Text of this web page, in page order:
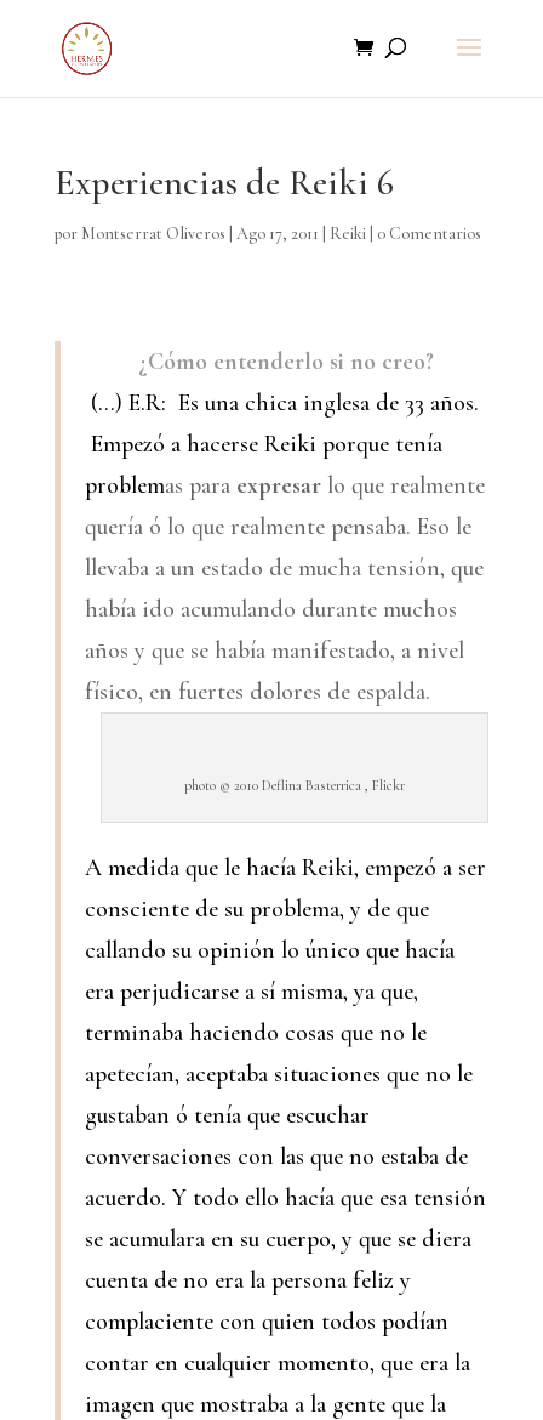
Experiencias de Reiki 6
por Montserrat Oliveros Ago 17, 2011 Reiki| 0 Comentarios
¿Cómo entenderlo si no creo?
(…) E.R: Es una chica inglesa de 33 años.
Empezó a hacerse Reiki porque tenía
problemas paraexpresarlo que realmente
quería ó lo que realmente pensaba. Eso le
llevaba a un estado de mucha tensión, que
había ido acumulando durante muchos
años y que se había manifestado, a nivel
físico, en fuertes dolores de espalda.
photo © 2010 Deflina Basterrica , Flickr
A medida que le hacía Reiki, empezó a ser
consciente de su problema, y de que
callando su opinión lo único que hacía
era perjudicarse a sí misma, ya que,
terminaba haciendo cosas que no le
apetecían, aceptaba situaciones que no le
gustaban ó tenía que escuchar
conversaciones con las que no estaba de
acuerdo. Y todo ello hacía que esa tensión
se acumulara en su cuerpo, y que se diera
cuenta de no era la persona feliz y
complaciente con quien todos podían
contar en cualquier momento, que era la
imagen que mostraba a la gente que la